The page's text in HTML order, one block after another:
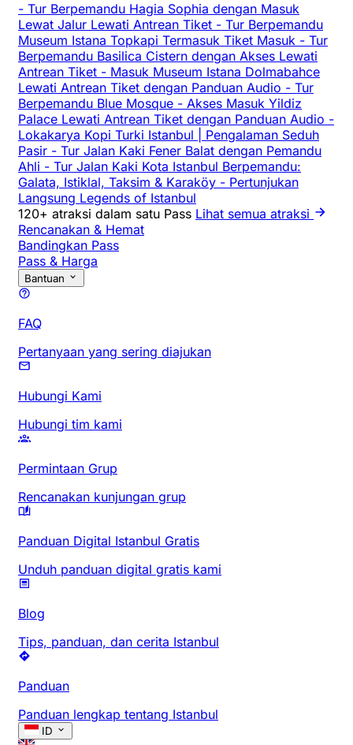
- Tur Berpemandu Hagia Sophia dengan Masuk
Lewat Jalur Lewati Antrean Tiket - Tur Berpemandu
Museum Istana Topkapi Termasuk Tiket Masuk - Tur
Berpemandu Basilica Cistern dengan Akses Lewati
Antrean Tiket - Masuk Museum Istana Dolmabahce
Lewati Antrean Tiket dengan Panduan Audio - Tur
Berpemandu Blue Mosque - Akses Masuk Yildiz
Palace Lewati Antrean Tiket dengan Panduan Audio -
Lokakarya Kopi Turki Istanbul | Pengalaman Seduh
Pasir - Tur Jalan Kaki Fener Balat dengan Pemandu
Ahli - Tur Jalan Kaki Kota Istanbul Berpemandu:
Galata, Istiklal, Taksim & Karaköy - Pertunjukan
Langsung Legends of Istanbul
120+ atraksi dalam satu Pass Lihat semua atraksi
Rencanakan & Hemat
Bandingkan Pass
Pass & Harga
Bantuan
FAQ
Pertanyaan yang sering diajukan
Hubungi Kami
Hubungi tim kami
Permintaan Grup
Rencanakan kunjungan grup
Panduan Digital Istanbul Gratis
Unduh panduan digital gratis kami
Blog
Tips, panduan, dan cerita Istanbul
Panduan
Panduan lengkap tentang Istanbul
ID